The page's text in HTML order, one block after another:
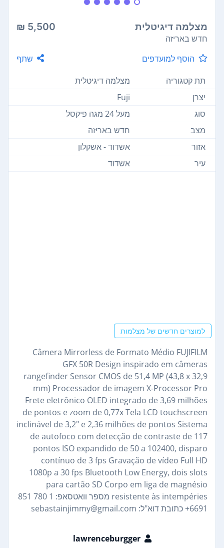
מצלמה דיגיטלית 5,500 ₪
חדש באריזה
הוסף למועדפים
שתף
תת קטגוריה
מצלמה דיגיטלית
יצרן
Fuji
סוג
מעל 24‏ מגה פיקסל
מצב
חדש באריזה
אזור
אשדוד - אשקלון
עיר
אשדוד
למוצרים חדשים של מצלמות
Câmera Mirrorless de Formato Médio FUJIFILM
GFX 50R Design inspirado em câmeras
rangefinder Sensor CMOS de 51,4 MP (43,8 x 32,9
mm) Processador de imagem X-Processor Pro
Frete eletrônico OLED integrado de 3,69 milhões
de pontos e zoom de 0,77x Tela LCD touchscreen
inclinável de 3,2" e 2,36 milhões de pontos Sistema
de autofoco com detecção de contraste de 117
pontos ISO expandido de 50 a 102400, disparo
contínuo de 3 fps Gravação de vídeo Full HD
1080p a 30 fps Bluetooth Low Energy, dois slots
para cartão SD Corpo em liga de magnésio
resistente às intempéries מספר וואטסאפ: 1 780 851
6691+ כתובת דוא"ל: sebastainjimmy@gmail.com
lawrenceburgger